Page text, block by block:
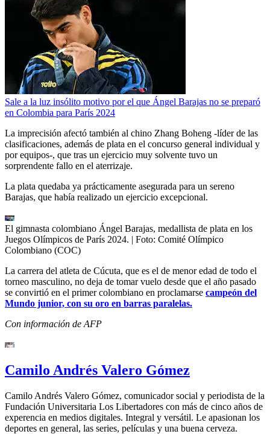
Sale a la luz insólito motivo por el que Ángel Barajas no se preparó
en Colombia para París 2024
La imprecisión afectó también al chino Zhang Boheng -líder de las
clasificaciones, además de plata en el concurso general individual y
por equipos-, que tras un ejercicio muy solvente tuvo un
sorprendente fallo en el aterrizaje.
La plata quedaba ya prácticamente asegurada para un sereno
Barajas, que había realizado un ejercicio excepcional.
El gimnasta colombiano Ángel Barajas, medallista de plata en los
Juegos Olímpicos de París 2024. | Foto: Comité Olímpico
Colombiano (COC)
La carrera del atleta de Cúcuta, que es el de menor edad de todo el
torneo masculino, no deja de tomar vuelo desde que el año pasado
se convirtió en el primer colombiano en proclamarse campeón del
Mundo junior, con su oro en barras paralelas.
Con información de AFP
Camilo Andrés Valero Gómez
Camilo Andrés Valero Gómez, comunicador social y periodista de la
Fundación Universitaria Los Libertadores con más de cinco años de
experencia en medios digitales. Integral y versátil. Le apasionan los
deportes en general, las series, películas y una buena cerveza.